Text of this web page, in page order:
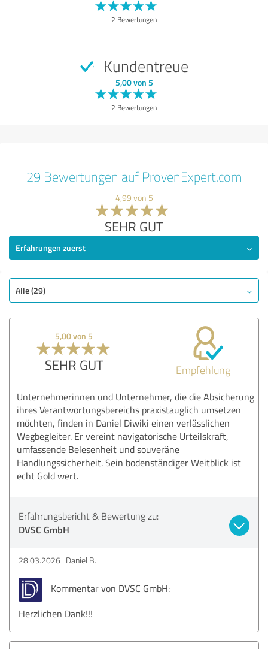
2 Bewertungen
Kundentreue
5,00 von 5
2 Bewertungen
29 Bewertungen auf ProvenExpert.com
4,99 von 5
SEHR GUT
Erfahrungen zuerst
Alle (29)
5,00 von 5
SEHR GUT Empfehlung
Unternehmerinnen und Unternehmer, die die Absicherung
ihres Verantwortungsbereichs praxistauglich umsetzen
möchten, finden in Daniel Diwiki einen verlässlichen
Wegbegleiter. Er vereint navigatorische Urteilskraft,
umfassende Belesenheit und souveräne
Handlungssicherheit. Sein bodenständiger Weitblick ist
echt Gold wert.
Erfahrungsbericht & Bewertung zu:
DVSC GmbH
28.03.2026 Daniel B.
Kommentar von DVSC GmbH:
Herzlichen Dank!!!